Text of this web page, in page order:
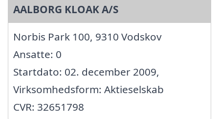
AALBORG KLOAK A/S
Norbis Park 100, 9310 Vodskov
Ansatte: 0
Startdato: 02. december 2009,
Virksomhedsform: Aktieselskab
CVR: 32651798